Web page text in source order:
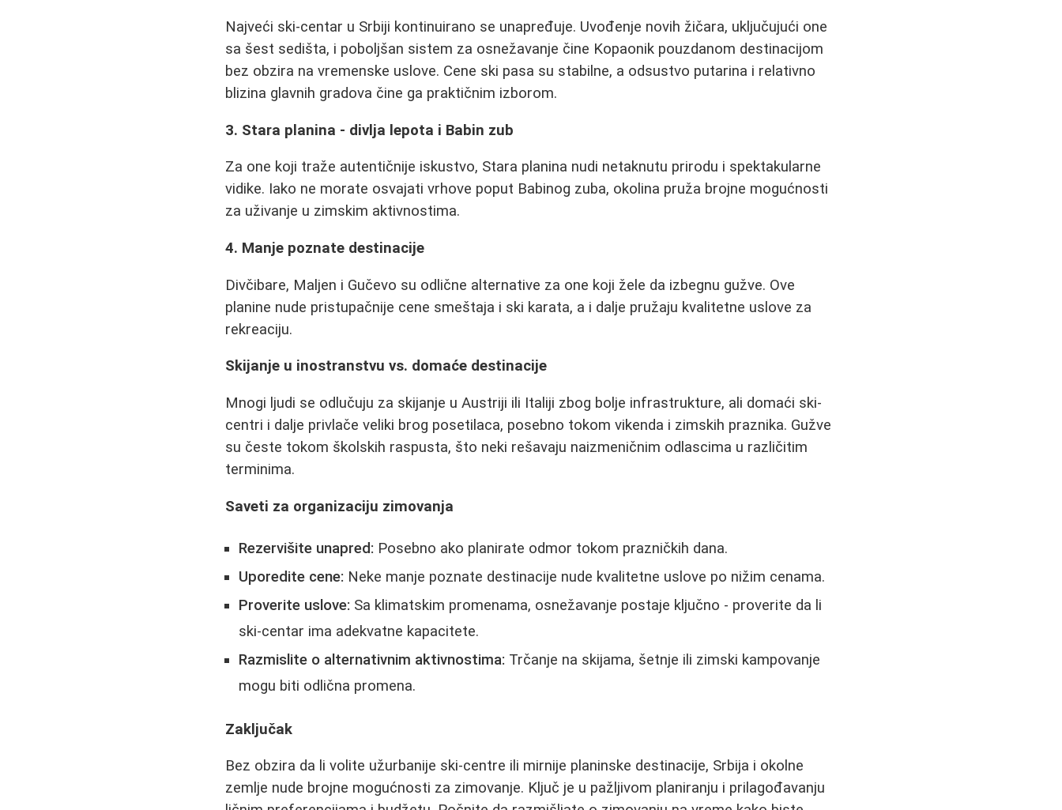
Najveći ski-centar u Srbiji kontinuirano se unapređuje. Uvođenje novih žičara, uključujući one
sa šest sedišta, i poboljšan sistem za osnežavanje čine Kopaonik pouzdanom destinacijom
bez obzira na vremenske uslove. Cene ski pasa su stabilne, a odsustvo putarina i relativno
blizina glavnih gradova čine ga praktičnim izborom.
3. Stara planina - divlja lepota i Babin zub
Za one koji traže autentičnije iskustvo, Stara planina nudi netaknutu prirodu i spektakularne
vidike. Iako ne morate osvajati vrhove poput Babinog zuba, okolina pruža brojne mogućnosti
za uživanje u zimskim aktivnostima.
4. Manje poznate destinacije
Divčibare, Maljen i Gučevo su odlične alternative za one koji žele da izbegnu gužve. Ove
planine nude pristupačnije cene smeštaja i ski karata, a i dalje pružaju kvalitetne uslove za
rekreaciju.
Skijanje u inostranstvu vs. domaće destinacije
Mnogi ljudi se odlučuju za skijanje u Austriji ili Italiji zbog bolje infrastrukture, ali domaći ski-
centri i dalje privlače veliki brog posetilaca, posebno tokom vikenda i zimskih praznika. Gužve
su česte tokom školskih raspusta, što neki rešavaju naizmeničnim odlascima u različitim
terminima.
Saveti za organizaciju zimovanja
Rezervišite unapred: Posebno ako planirate odmor tokom prazničkih dana.
Uporedite cene: Neke manje poznate destinacije nude kvalitetne uslove po nižim cenama.
Proverite uslove: Sa klimatskim promenama, osnežavanje postaje ključno - proverite da li
ski-centar ima adekvatne kapacitete.
Razmislite o alternativnim aktivnostima: Trčanje na skijama, šetnje ili zimski kampovanje
mogu biti odlična promena.
Zaključak
Bez obzira da li volite užurbanije ski-centre ili mirnije planinske destinacije, Srbija i okolne
zemlje nude brojne mogućnosti za zimovanje. Ključ je u pažljivom planiranju i prilagođavanju